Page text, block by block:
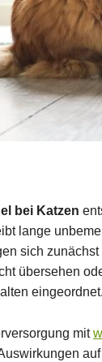
bei Katzen
lange
sich zunächst
übersehen
eingeordnet.
mit